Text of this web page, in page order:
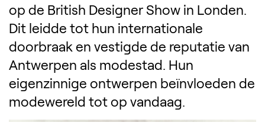
op de British Designer Show in Londen.
Dit leidde tot hun internationale
doorbraak en vestigde de reputatie van
Antwerpen als modestad. Hun
eigenzinnige ontwerpen beïnvloeden de
modewereld tot op vandaag.